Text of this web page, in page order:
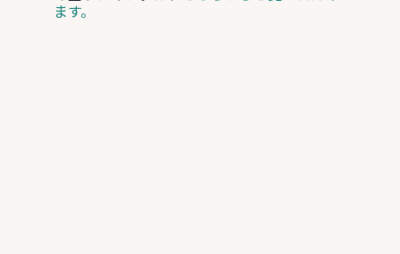
ます。